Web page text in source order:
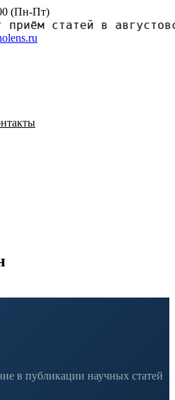
(Пн-Пт)
статей в
в публикации научных статей